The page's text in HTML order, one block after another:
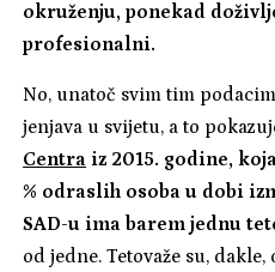
okruženju, ponekad
profesionalni.
No, unatoč svim tim
jenjava u svijetu, a to
Centra iz 2015. godine,
% odraslih osoba u dobi
SAD-u ima barem jednu
od jedne. Tetovaže su,